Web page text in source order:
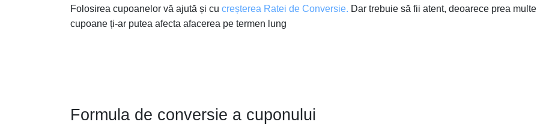
Folosirea cupoanelor vă ajută și cu creșterea Ratei de Conversie. Dar trebuie să fii atent, deoarece prea multe
cupoane ți-ar putea afecta afacerea pe termen lung
Formula de conversie a cuponului